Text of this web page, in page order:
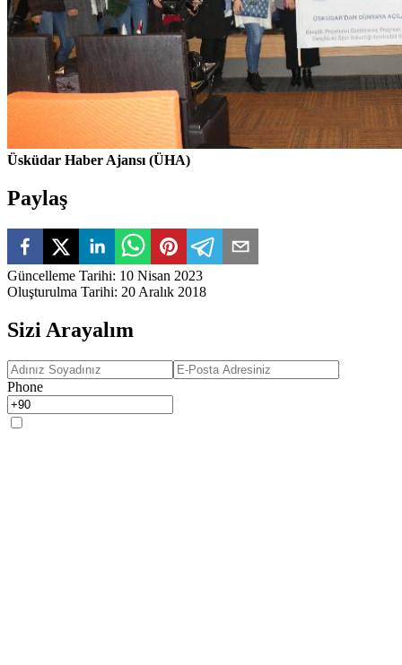
Üsküdar Haber Ajansı (ÜHA)
Paylaş
Güncelleme Tarihi: 10 Nisan 2023
Oluşturulma Tarihi: 20 Aralık 2018
Sizi Arayalım
Phone